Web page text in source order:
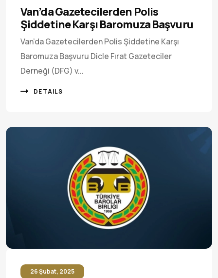
Van’da Gazetecilerden Polis
Şiddetine Karşı Baromuza Başvuru
Van’da Gazetecilerden Polis Şiddetine Karşı
Baromuza Başvuru Dicle Fırat Gazeteciler
Derneği (DFG) v...
DETAILS
26 Şubat, 2025